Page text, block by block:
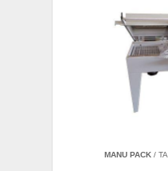
MANU PACK /